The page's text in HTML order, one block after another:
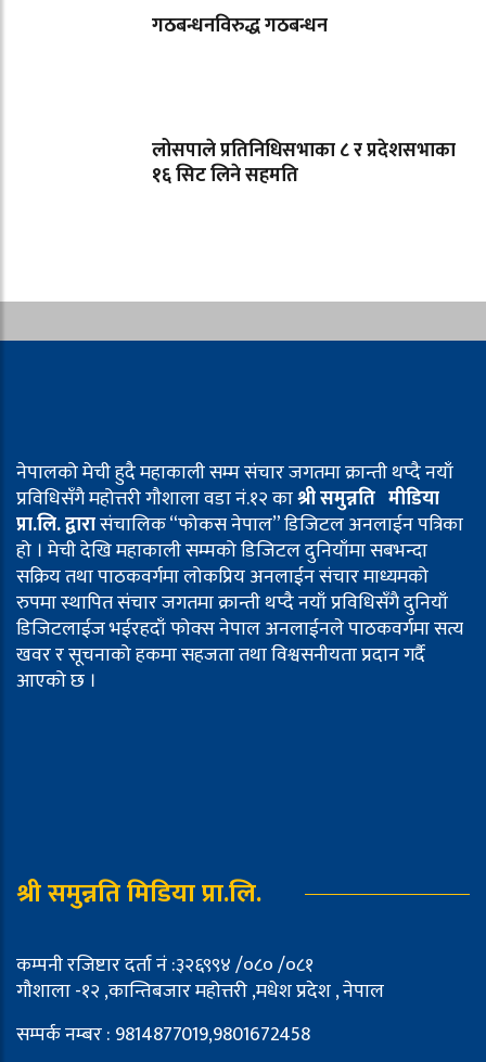
गठबन्धनविरुद्ध गठबन्धन
लोसपाले प्रतिनिधिसभाका ८ र प्रदेशसभाका
१६ सिट लिने सहमति
नेपालको मेची हुदै महाकाली सम्म संचार जगतमा क्रान्ती थप्दै नयाँ
प्रविधिसँगै महोत्तरी गौशाला वडा नं.१२ काश्री समुन्नति मीडिया
प्रा.लि. द्वारासंचालिक “फोकस नेपाल” डिजिटल अनलाईन पत्रिका
हो । मेची देखि महाकाली सम्मको डिजिटल दुनियाँमा सबभन्दा
सक्रिय तथा पाठकवर्गमा लोकप्रिय अनलाईन संचार माध्यमको
रुपमा स्थापित संचार जगतमा क्रान्ती थप्दै नयाँ प्रविधिसँगै दुनियाँ
डिजिटलाईज भईरहदाँ फोक्स नेपाल अनलाईनले पाठकवर्गमा सत्य
खवर र सूचनाको हकमा सहजता तथा विश्वसनीयता प्रदान गर्दै
आएको छ ।
श्री समुन्नति मिडिया प्रा.लि.
कम्पनी रजिष्टार दर्ता नं :३२६९९४ /०८० /०८१
गौशाला -१२ ,कान्तिबजार महोत्तरी ,मधेश प्रदेश , नेपाल
सम्पर्क नम्बर : 9814877019,9801672458